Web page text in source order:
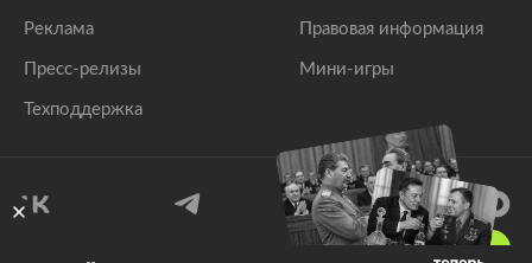
Реклама
Пресс-релизы
Техподдержка
Правовая информация
Мини-игры